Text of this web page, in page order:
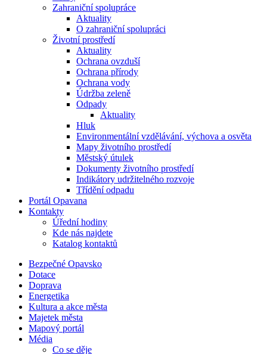
Zahraniční spolupráce
Aktuality
O zahraniční spolupráci
Životní prostředí
Aktuality
Ochrana ovzduší
Ochrana přírody
Ochrana vody
Údržba zeleně
Odpady
Aktuality
Hluk
Environmentální vzdělávání, výchova a osvěta
Mapy životního prostředí
Městský útulek
Dokumenty životního prostředí
Indikátory udržitelného rozvoje
Třídění odpadu
Portál Opavana
Kontakty
Úřední hodiny
Kde nás najdete
Katalog kontaktů
Bezpečné Opavsko
Dotace
Doprava
Energetika
Kultura a akce města
Majetek města
Mapový portál
Média
Co se děje